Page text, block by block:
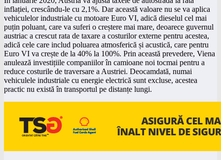
inflației, crescându-le cu 2,1%. Dar această valoare nu se va aplica
vehiculelor industriale cu motoare Euro VI, adică dieselul cel mai
puțin poluant, care va suferi o creștere mai mare, deoarece guvernul
austriac a crescut rata de taxare a costurilor externe pentru acestea,
adică cele care includ poluarea atmosferică și acustică, care pentru
Euro VI va crește de la 40% la 100%. Prin această prevedere, Viena
anulează investițiile companiilor în camioane noi tocmai pentru a
reduce costurile de traversare a Austriei. Deocamdată, numai
vehiculele industriale cu energie electrică sunt excluse, acestea
practic nu există în transportul pe distanțe lungi.